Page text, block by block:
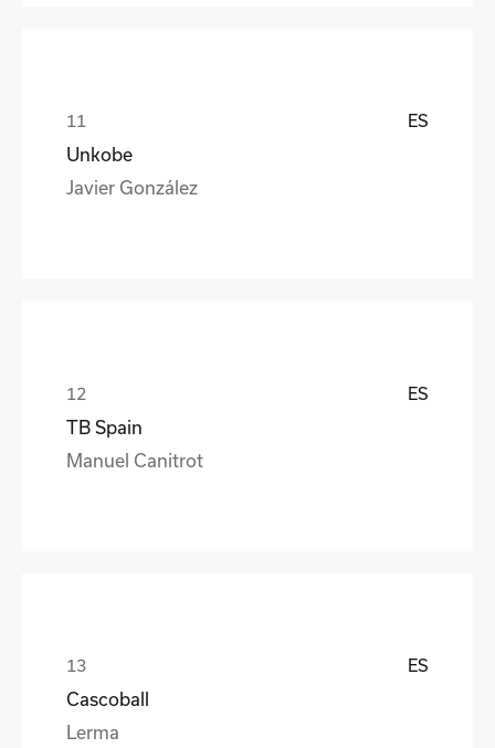
ES
Unkobe
Javier González
ES
TB Spain
Manuel Canitrot
ES
Cascoball
Lerma